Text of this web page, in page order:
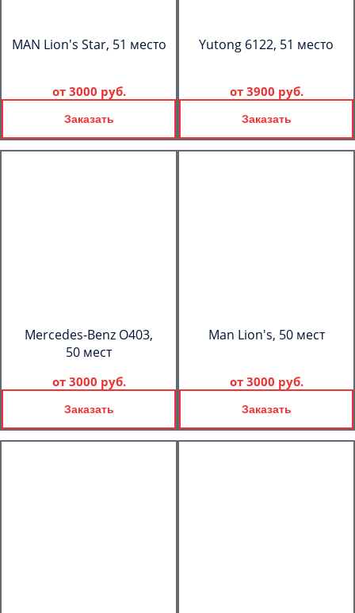
MAN Lion's Star, 51 место
от 3000 руб.
Заказать
Yutong 6122, 51 место
от 3900 руб.
Заказать
Mercedes-Benz О403,
50 мест
от 3000 руб.
Заказать
Man Lion's, 50 мест
от 3000 руб.
Заказать